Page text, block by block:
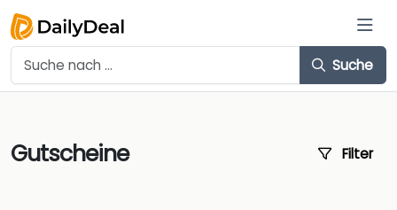
Suche
Gutscheine Filter